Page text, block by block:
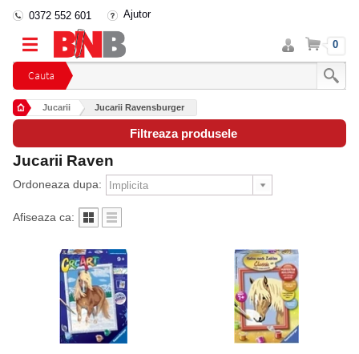
Cauta
0372 552 601 Ajutor
Intra
in
cont
Cos 0
Jucarii Jucarii Ravensburger
Filtreaza produsele
Jucarii Raven
Ordoneaza dupa:
Afiseaza ca: